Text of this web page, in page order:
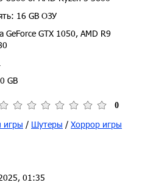
16 GB ОЗУ
GeForce GTX 1050, AMD R9
GB
0
игры / Шутеры / Хоррор игры
01:35